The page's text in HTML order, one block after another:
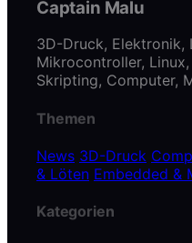
Captain Malu
3D-Druck, Elektronik,
Mikrocontroller,
Skripting, Computer,
Themen
News 3D-Druck
& Löten Embedded &
Kategorien